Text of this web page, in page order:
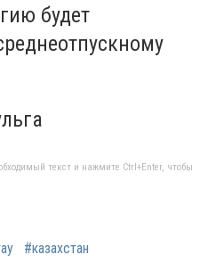
будет
текст и нажмите Ctrl+Enter, чтобы
#казахстан